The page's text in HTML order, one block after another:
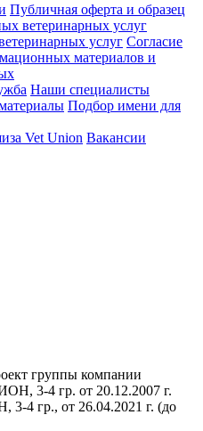
Публичная оферта и образец
ветеринарных услуг
услуг Cогласие
материалов и
Наши специалисты
Подбор имени для
Vet Union Вакансии
группы компании
3-4 гр. от 20.12.2007 г.
4 гр., от 26.04.2021 г. (до